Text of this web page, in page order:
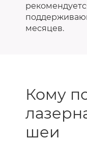
месяцев.
Кому
шеи